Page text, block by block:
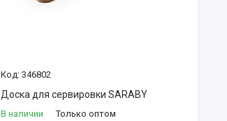
346802
Доска для сервировки SARABY
В наличии Только оптом